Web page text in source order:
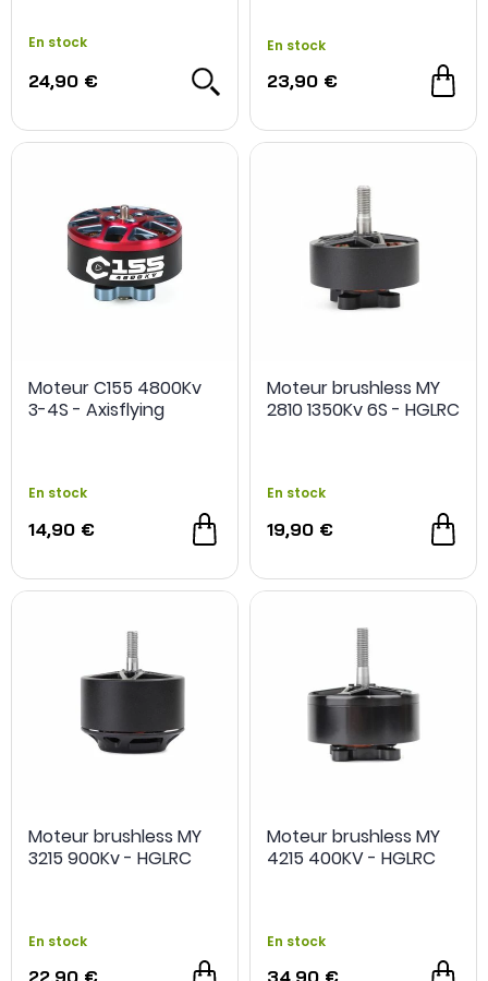
NOUVEAU
En stock
24,90 €
En stock
23,90 €
Moteur C155 4800Kv
3-4S - Axisflying
En stock
14,90 €
Moteur brushless MY
2810 1350Kv 6S - HGLRC
En stock
19,90 €
Moteur brushless MY
3215 900Kv - HGLRC
En stock
22,90 €
Moteur brushless MY
4215 400KV - HGLRC
En stock
34,90 €